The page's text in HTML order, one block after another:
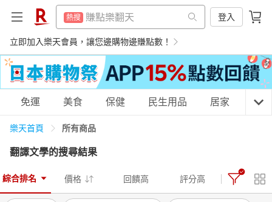
熱搜 賺點樂翻天
熱搜 299超取免運
熱搜 吹風機
熱搜 微波爐
點數10%
登入
立即加入樂天會員，讓您邊購物邊賺點數！
熱搜 299超取免運
吹風機
熱搜 微波爐
熱搜 床架
熱搜 電子閱讀器
熱搜 平板電腦
熱搜 點數10%
熱搜 熱門飯店推薦
購物網分類
免運 美食 保健 民生用品 居家 3C
樂天首頁 所有商品
翻譯文學的搜尋結果
綜合排名 價格 回饋高 評分高